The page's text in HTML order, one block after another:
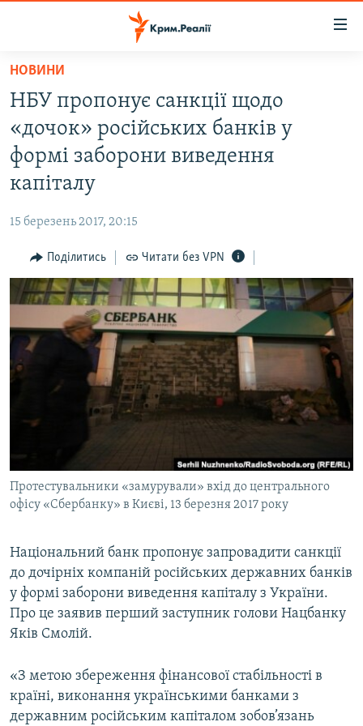
Перейти
основного
матеріалу
Перейти
до
основної
Перейти
пошуку
ВОДА.КРИМ
ВІДЕО ТА ФОТО
ПОЛІТИКА
ПОГЛЯД
ІНТЕРВ'Ю
ВСЕ ЗА ДЕНЬ
СПЕЦПРОЕКТИ
ДЕПОРТАЦІЯ
ВІДЕОУРОКИ «ELIFBE»
СВІДЧЕННЯ ОКУПАЦІЇ
ЯК ОБІЙТИ БЛОКУВАННЯ
Русский
Qırımtatar
НОВИНИ
НБУ пропонує санкції щодо
«дочок» російських банків у
формі заборони виведення
капіталу
15 березень 2017, 20:15
Поділитись Читати без VPN
Протестувальники «замурували» вхід до центрального
офісу «Сбербанку» в Києві, 13 березня 2017 року
Національний банк пропонує запровадити санкції
до дочірніх компаній російських державних банків
у формі заборони виведення капіталу з України.
Про це заявив перший заступник голови Нацбанку
Яків Смолій.
«З метою збереження фінансової стабільності в
країні, виконання українськими банками з
державним російським капіталом зобов’язань